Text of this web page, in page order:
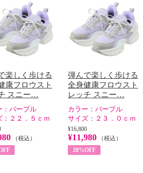
楽しく歩ける
康フロウスト
スニー…
パープル
２２．５ｃｍ
（税込）
弾んで楽しく歩ける
全身健康フロウスト
レッチ スニー…
カラー： パープル
サイズ： ２３．０ｃｍ
¥16,800
¥11,980
（税込）
28%OFF